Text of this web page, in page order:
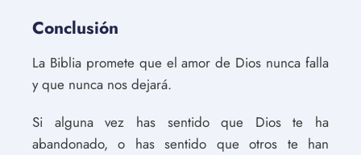
Conclusión
La Biblia promete que el amor de Dios nunca falla
y que nunca nos dejará.
Si alguna vez has sentido que Dios te ha
abandonado, o has sentido que otros te han